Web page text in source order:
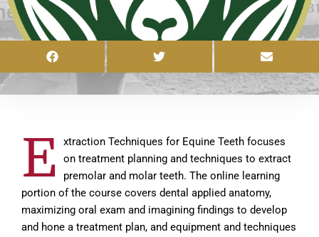
E
xtraction Techniques for Equine Teeth focuses
on treatment planning and techniques to extract
premolar and molar teeth. The online learning
portion of the course covers dental applied anatomy,
maximizing oral exam and imagining findings to develop
and hone a treatment plan, and equipment and techniques